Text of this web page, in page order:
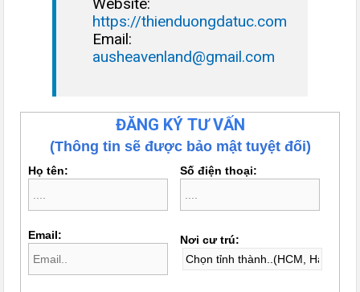
Website:
https://thienduongdatuc.com
Email:
ausheavenland@gmail.com
ĐĂNG KÝ TƯ VẤN
(Thông tin sẽ được bảo mật tuyệt đối)
Họ tên: Số điện thoại:
Email: Nơi cư trú: